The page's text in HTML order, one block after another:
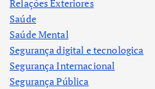
Relações Exteriores
Saúde
Saúde Mental
Segurança digital e tecnologica
Segurança Internacional
Segurança Pública